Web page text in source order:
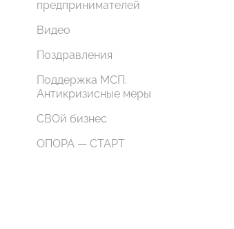
предпринимателей
Видео
Поздравления
Поддержка МСП.
Антикризисные меры
СВОй бизнес
ОПОРА — СТАРТ